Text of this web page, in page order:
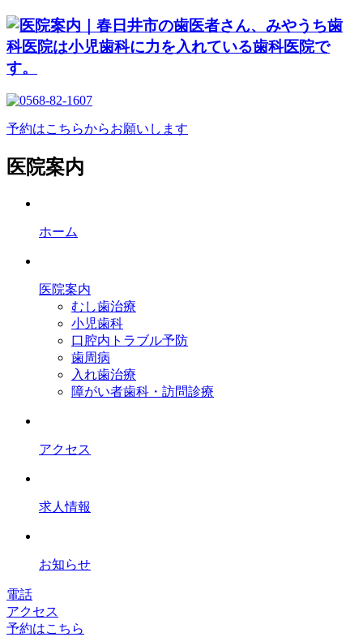
予約はこちらからお願いします
医院案内
ホーム
医院案内
むし歯治療
小児歯科
口腔内トラブル予防
歯周病
入れ歯治療
障がい者歯科・訪問診療
アクセス
求人情報
お知らせ
電話
アクセス
予約はこちら